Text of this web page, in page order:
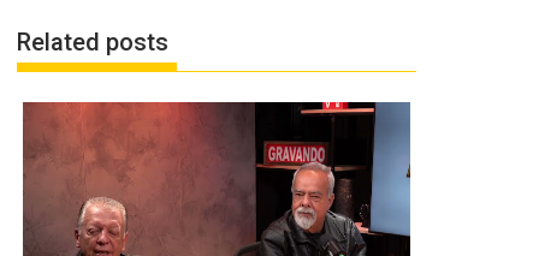
Related posts